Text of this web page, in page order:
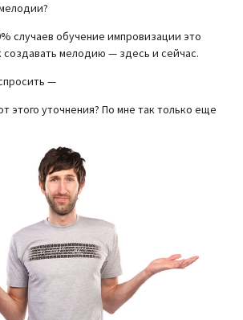
случаев обучение импровизации это
создавать мелодию — здесь и сейчас.
—
этого уточнения? По мне так только еще